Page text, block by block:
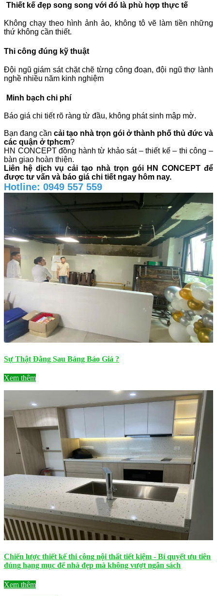
Thiết kế đẹp song song với đó là phù hợp thực tế
Không chạy theo hình ảnh ảo, không tô vẽ làm tiền những
thứ không cần thiết.
Thi công đúng kỹ thuật
Đội ngũ giám sát chặt chẽ từng công đoạn, đội ngũ thợ lành
nghề nhiều năm kinh nghiệm
Minh bạch chi phí
Báo giá chi tiết rõ ràng từ đầu, không phát sinh mập mờ.
Bạn đang cần cải tạo nhà trọn gói ở thành phố thủ đức và
các quận ở tphcm?
HN CONCEPT đồng hành từ khảo sát – thiết kế – thi công –
bàn giao hoàn thiện.
Liên hệ dịch vụ cải tạo nhà trọn gói HN CONCEPT để
được tư vấn và báo giá chi tiết ngay hôm nay.
Hotline: 0949 557 559
Sự Thật Đằng Sau Bảng Báo Giá ?
Xem thêm
Chiến lược thiết kế thi công nội thất tiết kiệm - Bí quyết ưu tiên
đúng hạng mục để nhà đẹp mà không vượt ngân sách
Xem thêm